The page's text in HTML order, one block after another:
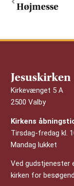
Højmesse
Jesuskirken
Kirkevænget 5 A
2500 Valby
Kirkens
Tirsdag-fredag kl.
Mandag lukket
Ved gudstjenester
kirken for